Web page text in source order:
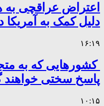
اعتراض عراقچی به
دلیل کمک به آمریکا
۱۶:۱۹
کشورهایی که به
پاسخ سختی
۱۰:۱۵